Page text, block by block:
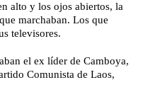
alto y los ojos abiertos, la
marchaban. Los que
televisores.
el ex líder de Camboya,
Comunista de Laos,